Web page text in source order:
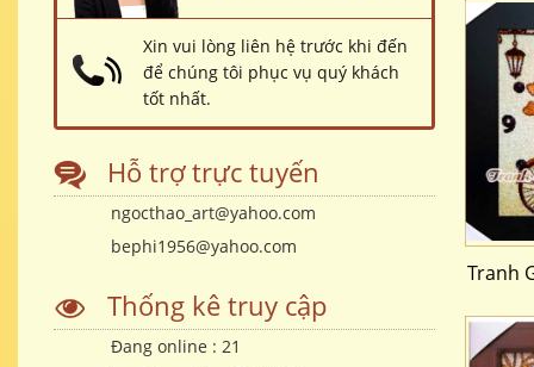
Tranh
Xin vui lòng liên hệ trước khi đến
để chúng tôi phục vụ quý khách
tốt nhất.
Hỗ trợ trực tuyến
ngocthao_art@yahoo.com
bephi1956@yahoo.com
Thống kê truy cập
Đang online : 21